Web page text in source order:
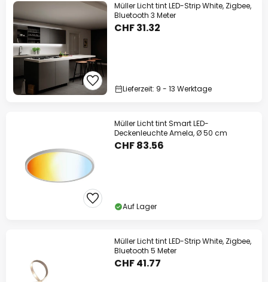
Müller Licht tint LED-Strip White, Zigbee,
Bluetooth 3 Meter
CHF 31.32
Lieferzeit: 9 - 13 Werktage
Müller Licht tint Smart LED-
Deckenleuchte Amela, Ø 50 cm
CHF 83.56
Auf Lager
Müller Licht tint LED-Strip White, Zigbee,
Bluetooth 5 Meter
CHF 41.77